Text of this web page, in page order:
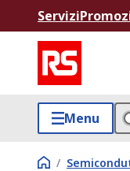
Servizi
Menu
/